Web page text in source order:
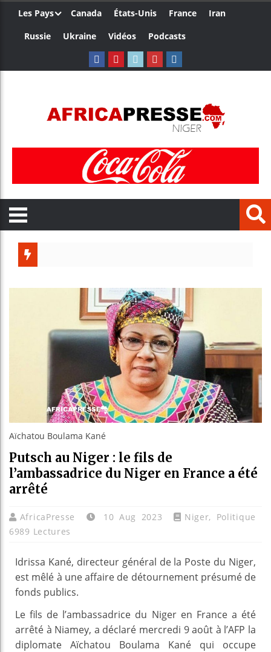
Les Pays Canada États-Unis France
Iran
Russie
Ukraine Vidéos Podcasts
Bénin
Aïchatou Boulama Kané
Putsch au Niger : le fils de
l’ambassadrice du Niger en France a été
arrêté
AfricaPresse 10 Aug 2023 Niger, Politique
6989 Lectures
Idrissa Kané, directeur général de la Poste du Niger,
est mêlé à une affaire de détournement présumé de
fonds publics.
Le fils de l’ambassadrice du Niger en France a été
arrêté à Niamey, a déclaré mercredi 9 août à l’AFP la
diplomate Aïchatou Boulama Kané qui occupe